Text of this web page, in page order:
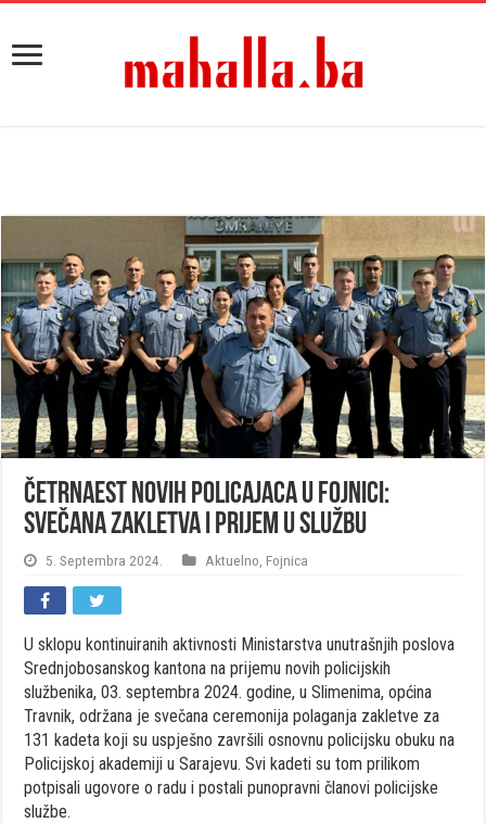
Četrnaest novih policajaca u Fojnici:
Svečana zakletva i prijem u službu
5. Septembra 2024. Aktuelno Fojnica
U sklopu kontinuiranih aktivnosti Ministarstva unutrašnjih poslova
Srednjobosanskog kantona na prijemu novih policijskih
službenika, 03. septembra 2024. godine, u Slimenima, općina
Travnik, održana je svečana ceremonija polaganja zakletve za
131 kadeta koji su uspješno završili osnovnu policijsku obuku na
Policijskoj akademiji u Sarajevu. Svi kadeti su tom prilikom
potpisali ugovore o radu i postali punopravni članovi policijske
službe.